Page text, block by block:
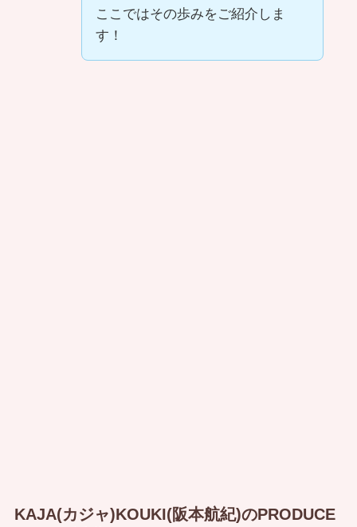
ここではその歩みをご紹介しま
す！
KAJA(カジャ)KOUKI(阪本航紀)のPRODUCE